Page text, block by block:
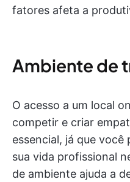
fatores afeta a
Ambiente de
O acesso a um local
competir e criar
essencial, já que você
sua vida profissional
de ambiente ajuda a